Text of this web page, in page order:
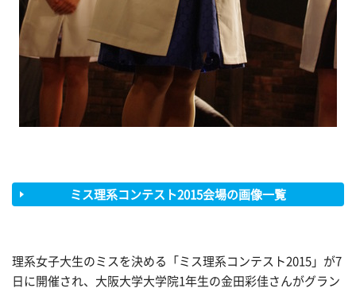
ミス理系コンテスト2015会場の画像一覧
理系女子大生のミスを決める「ミス理系コンテスト2015」が7
日に開催され、大阪大学大学院1年生の金田彩佳さんがグラン